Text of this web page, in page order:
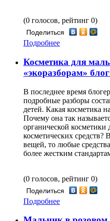
(0 голосов, рейтинг 0)
Поделиться
Подробнее
Косметика для
«экоразборам»
В последнее время
подробные разборы
детей. Какая косметика
Почему она так
органической
косметических средств?
вещей, то любые
более жестким
(0 голосов, рейтинг 0)
Поделиться
Подробнее